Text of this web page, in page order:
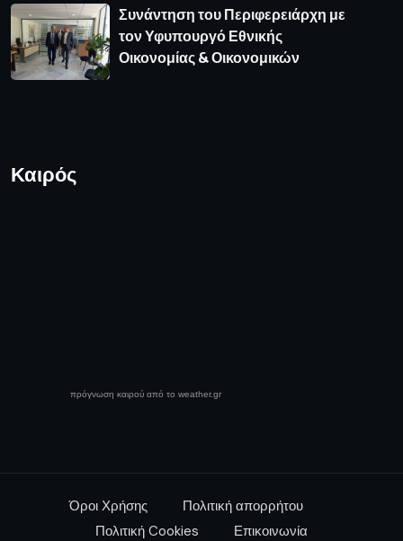
Συνάντηση του Περιφερειάρχη με
τον Υφυπουργό Εθνικής
Οικονομίας & Οικονομικών
Καιρός
πρόγνωση καιρού από το weather.gr
Όροι Χρήσης
Πολιτική απορρήτου
Πολιτική Cookies
Επικοινωνία